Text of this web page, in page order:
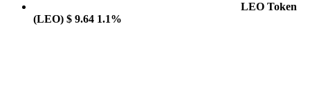
LEO Token
(LEO) $ 9.64 1.1%